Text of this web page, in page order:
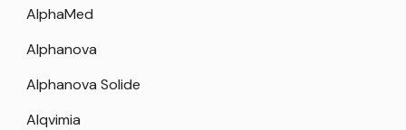
AlphaMed
Alphanova
Alphanova Solide
Alqvimia